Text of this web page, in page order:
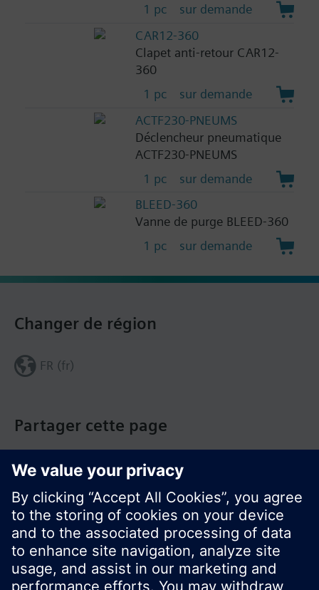
1 pc
sur demande
CAR12-360
Clapet anti-retour CAR12-
360
1 pc
sur demande
ACTF230-PNEUMS
Déclencheur pneumatique
ACTF230-PNEUMS
1 pc
sur demande
BLEED-360
Vanne de purge BLEED-360
1 pc
sur demande
Partager cette page
Changer de région
FR (fr)